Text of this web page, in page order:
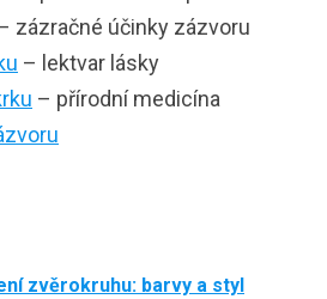
zázračné účinky zázvoru
– lektvar lásky
– přírodní medicína
zvěrokruhu: barvy a styl